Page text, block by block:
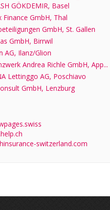
GÖKDEMIR, Basel
Finance GmbH, Thal
GmbH, St. Gallen
GmbH, Birrwil
AG, Ilanz/Glion
Andrea Richle GmbH, App...
Lettinggo AG, Poschiavo
GmbH, Lenzburg
switzerland.com